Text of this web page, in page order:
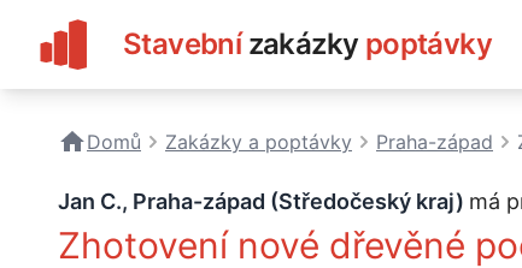
Stavební zakázky poptávky
Domů Zakázky a poptávky Praha-západ
Jan C., Praha-západ (Středočeský kraj) má
Zhotovení nové dřevěné